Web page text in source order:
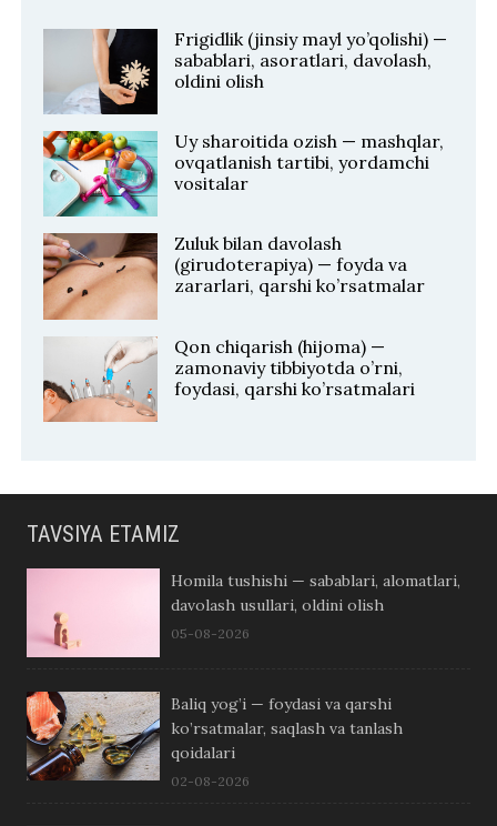
Frigidlik (jinsiy mayl yo’qolishi) —
sabablari, asoratlari, davolash,
oldini olish
Uy sharoitida ozish — mashqlar,
ovqatlanish tartibi, yordamchi
vositalar
Zuluk bilan davolash
(girudoterapiya) — foyda va
zararlari, qarshi ko’rsatmalar
Qon chiqarish (hijoma) —
zamonaviy tibbiyotda o’rni,
foydasi, qarshi ko’rsatmalari
TAVSIYA ETAMIZ
Homila tushishi — sabablari, alomatlari,
davolash usullari, oldini olish
05-08-2026
Baliq yog’i — foydasi va qarshi
ko’rsatmalar, saqlash va tanlash
qoidalari
02-08-2026